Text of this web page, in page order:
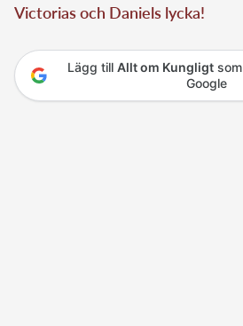
Victorias och Daniels lycka!
Lägg till Allt om Kungligtsom
Google